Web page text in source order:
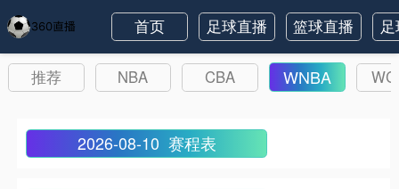
首页 足球直播 篮球直播
推荐 NBA CBA WNBA
2026-08-10 赛程表